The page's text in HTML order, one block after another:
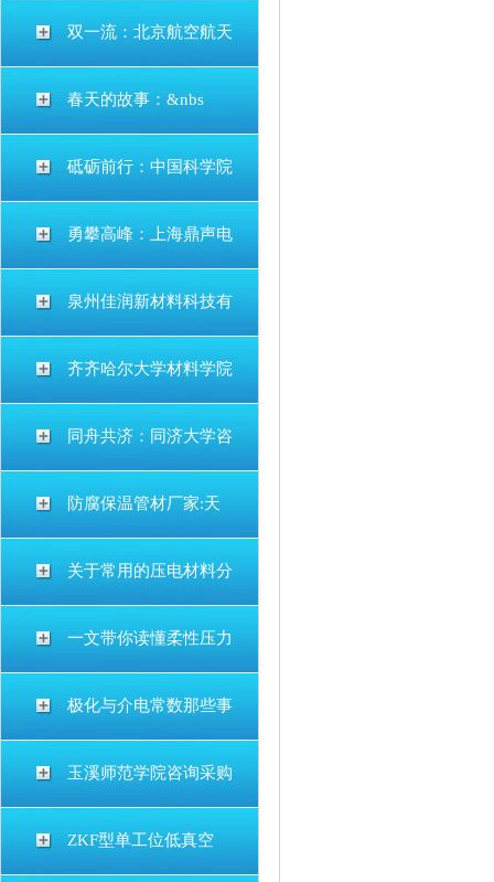
双一流：北京航空航天
春天的故事：&nbs
砥砺前行：中国科学院
勇攀高峰：上海鼎声电
泉州佳润新材料科技有
齐齐哈尔大学材料学院
同舟共济：同济大学咨
防腐保温管材厂家:天
关于常用的压电材料分
一文带你读懂柔性压力
极化与介电常数那些事
玉溪师范学院咨询采购
ZKF型单工位低真空